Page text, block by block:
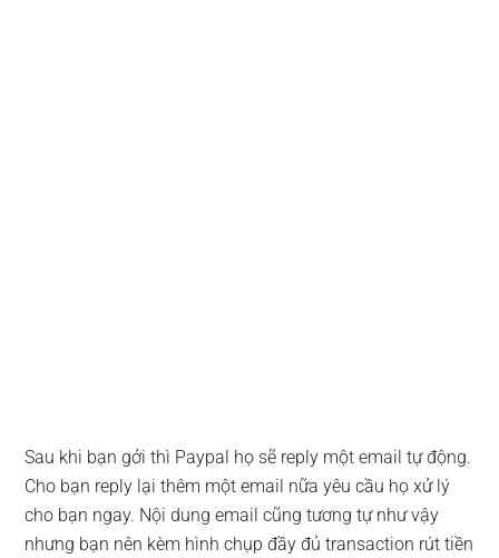
Sau khi bạn gởi thì Paypal họ sẽ reply một email tự động.
Cho bạn reply lại thêm một email nữa yêu cầu họ xử lý
cho bạn ngay. Nội dung email cũng tương tự như vậy
nhưng bạn nên kèm hình chụp đầy đủ transaction rút tiền